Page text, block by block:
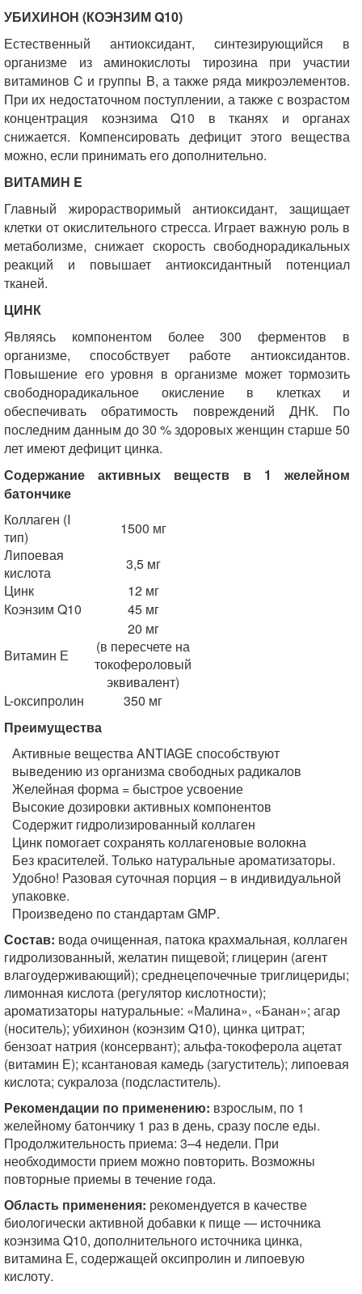
УБИХИНОН (КОЭНЗИМ Q10)
Естественный антиоксидант, синтезирующийся в
организме из аминокислоты тирозина при участии
витаминов C и группы B, а также ряда микроэлементов.
При их недостаточном поступлении, а также с возрастом
концентрация коэнзима Q10 в тканях и органах
снижается. Компенсировать дефицит этого вещества
можно, если принимать его дополнительно.
ВИТАМИН E
Главный жирорастворимый антиоксидант, защищает
клетки от окислительного стресса. Играет важную роль в
метаболизме, снижает скорость свободнорадикальных
реакций и повышает антиоксидантный потенциал
тканей.
ЦИНК
Являясь компонентом более 300 ферментов в
организме, способствует работе антиоксидантов.
Повышение его уровня в организме может тормозить
свободнорадикальное окисление в клетках и
обеспечивать обратимость повреждений ДНК. По
последним данным до 30 % здоровых женщин старше 50
лет имеют дефицит цинка.
Содержание активных веществ в 1 желейном
батончике
Коллаген (I
тип)
1500 мг
Липоевая
кислота
3,5 мг
Цинк
12 мг
Коэнзим Q10
45 мг
Витамин Е
20 мг
(в пересчете на
токофероловый
эквивалент)
L-оксипролин
350 мг
Преимущества
Активные вещества ANTIAGE способствуют
выведению из организма свободных радикалов
Желейная форма = быстрое усвоение
Высокие дозировки активных компонентов
Содержит гидролизированный коллаген
Цинк помогает сохранять коллагеновые волокна
Без красителей. Только натуральные ароматизаторы.
Удобно! Разовая суточная порция – в индивидуальной
упаковке.
Произведено по стандартам GMP.
Состав: вода очищенная, патока крахмальная, коллаген
гидролизованный, желатин пищевой; глицерин (агент
влагоудерживающий); среднецепочечные триглицериды;
лимонная кислота (регулятор кислотности);
ароматизаторы натуральные: «Малина», «Банан»; агар
(носитель); убихинон (коэнзим Q10), цинка цитрат;
бензоат натрия (консервант); альфа-токоферола ацетат
(витамин Е); ксантановая камедь (загуститель); липоевая
кислота; сукралоза (подсластитель).
Рекомендации по применению: взрослым, по 1
желейному батончику 1 раз в день, сразу после еды.
Продолжительность приема: 3–4 недели. При
необходимости прием можно повторить. Возможны
повторные приемы в течение года.
Область применения: рекомендуется в качестве
биологически активной добавки к пище — источника
коэнзима Q10, дополнительного источника цинка,
витамина Е, содержащей оксипролин и липоевую
кислоту.